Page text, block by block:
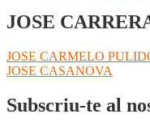
JOSE
Navegació
d'entrades
Entrada
anterior:
JOSE CARMELO
Pròxima
JOSE CASANOVA
Subscriu-te al